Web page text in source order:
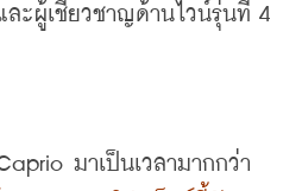
ละผู้เชี่ยวชาญด้านไวน์รุ่นที่
มาเป็นเวลามากกว่า